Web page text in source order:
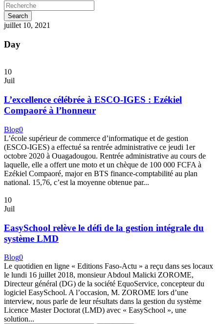
juillet 10, 2021
Day
10
Juil
L’excellence célébrée à ESCO-IGES : Ezékiel
Compaoré à l’honneur
Blog0
L’école supérieur de commerce d’informatique et de gestion
(ESCO-IGES) a effectué sa rentrée administrative ce jeudi 1er
octobre 2020 à Ouagadougou. Rentrée administrative au cours de
laquelle, elle a offert une moto et un chèque de 100 000 FCFA à
Ezékiel Compaoré, major en BTS finance-comptabilité au plan
national. 15,76, c’est la moyenne obtenue par...
10
Juil
EasySchool relève le défi de la gestion intégrale du
système LMD
Blog0
Le quotidien en ligne « Editions Faso-Actu » a reçu dans ses locaux
le lundi 16 juillet 2018, monsieur Abdoul Malicki ZOROME,
Directeur général (DG) de la société EquoService, concepteur du
logiciel EasySchool. A l’occasion, M. ZOROME lors d’une
interview, nous parle de leur résultats dans la gestion du système
Licence Master Doctorat (LMD) avec « EasySchool », une
solution...